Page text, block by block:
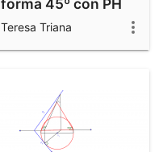
forma 45º con PH
Teresa Triana